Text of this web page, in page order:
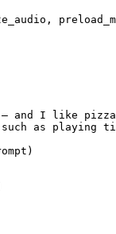
and I like
as playing